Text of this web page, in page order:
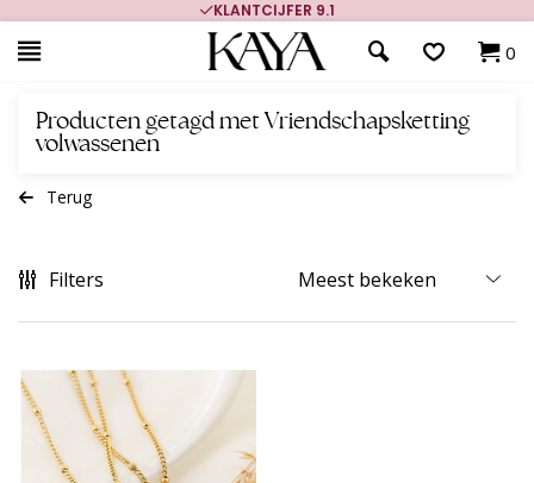
KLANTCIJFER 9.1
0
Producten getagd met Vriendschapsketting
volwassenen
Terug
Filters